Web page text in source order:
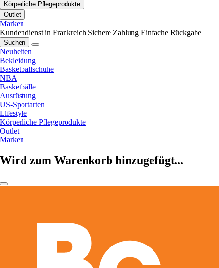
Körperliche Pflegeprodukte
Outlet
Marken
Kundendienst in Frankreich Sichere Zahlung Einfache Rückgabe
Suchen
Neuheiten
Bekleidung
Basketballschuhe
NBA
Basketbälle
Ausrüstung
US-Sportarten
Lifestyle
Körperliche Pflegeprodukte
Outlet
Marken
Wird zum Warenkorb hinzugefügt...